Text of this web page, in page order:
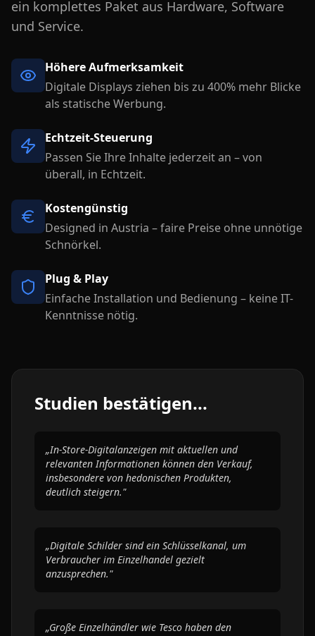
ein komplettes Paket aus Hardware, Software
und Service.
Höhere Aufmerksamkeit
Digitale Displays ziehen bis zu 400% mehr Blicke
als statische Werbung.
Echtzeit-Steuerung
Passen Sie Ihre Inhalte jederzeit an – von
überall, in Echtzeit.
Kostengünstig
Designed in Austria – faire Preise ohne unnötige
Schnörkel.
Plug & Play
Einfache Installation und Bedienung – keine IT-
Kenntnisse nötig.
Studien bestätigen...
„In-Store-Digitalanzeigen mit aktuellen und
relevanten Informationen können den Verkauf,
insbesondere von hedonischen Produkten,
deutlich steigern."
„Digitale Schilder sind ein Schlüsselkanal, um
Verbraucher im Einzelhandel gezielt
anzusprechen."
„Große Einzelhändler wie Tesco haben den